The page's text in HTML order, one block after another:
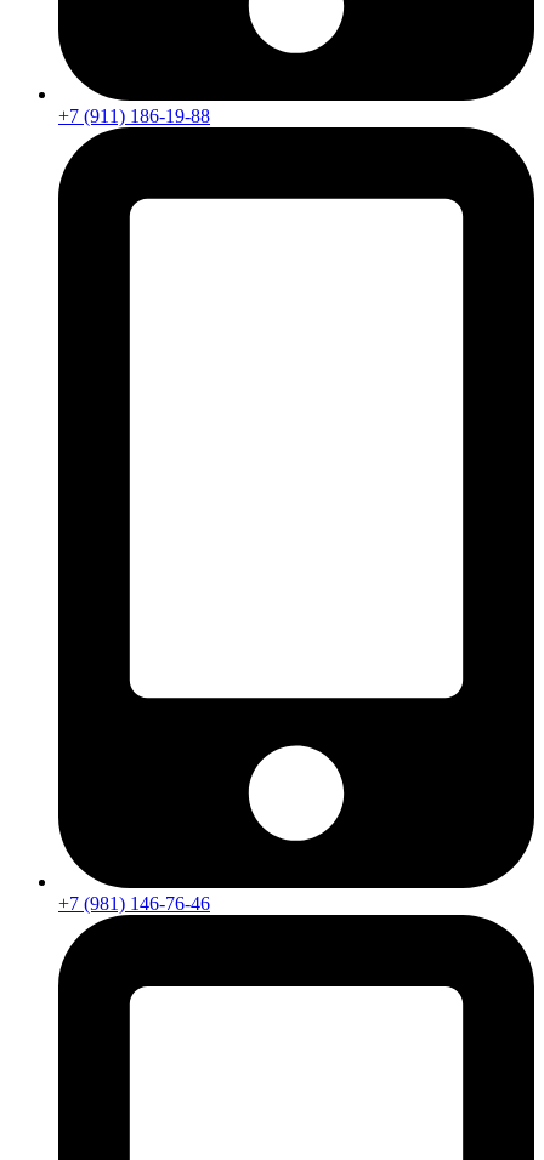
+7 (911) 186-19-88
+7 (981) 146-76-46